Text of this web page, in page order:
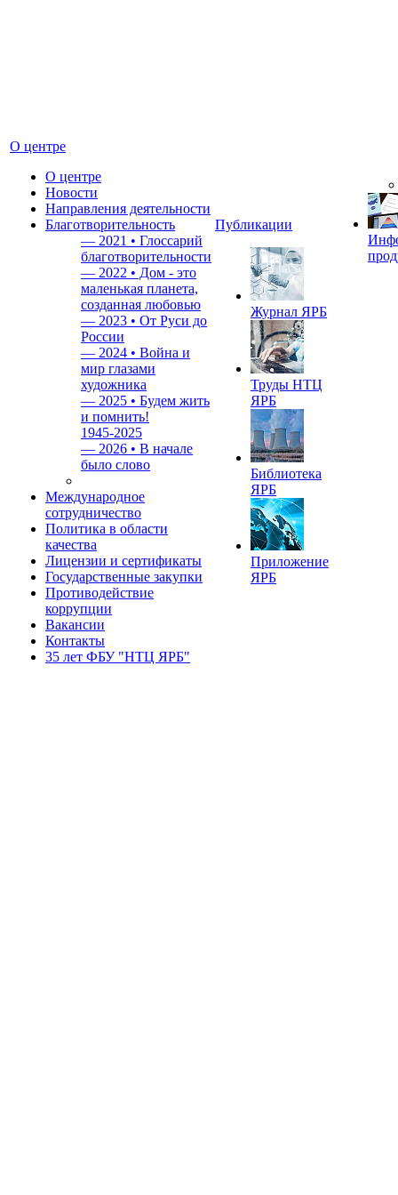
О центре
О центре
Новости
Направления деятельности
Благотворительность
— 2021 • Глоссарий
благотворительности
— 2022 • Дом - это
маленькая планета,
созданная любовью
— 2023 • От Руси до
России
— 2024 • Война и
мир глазами
художника
— 2025 • Будем жить
и помнить!
1945-2025
— 2026 • В начале
было слово
Международное
сотрудничество
Политика в области
качества
Лицензии и сертификаты
Государственные закупки
Противодействие
коррупции
Вакансии
Контакты
35 лет ФБУ "НТЦ ЯРБ"
Публикации
Журнал ЯРБ
Труды НТЦ
ЯРБ
Библиотека
ЯРБ
Приложение
ЯРБ